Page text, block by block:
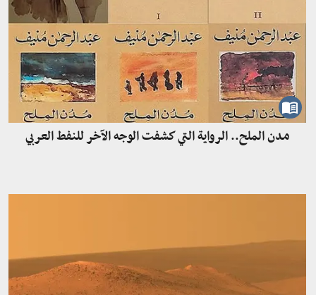
مدن الملح.. الرواية التي كشفت الوجه الآخر للنفط العربي